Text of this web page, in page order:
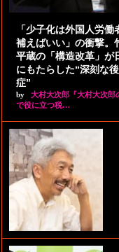
「少子化は外国人労働
補えばいい」の衝撃。
平蔵の「構造改革」が
にもたらした“深刻な
症”
by
大村大次郎『大村大次郎
で役に立つ税…